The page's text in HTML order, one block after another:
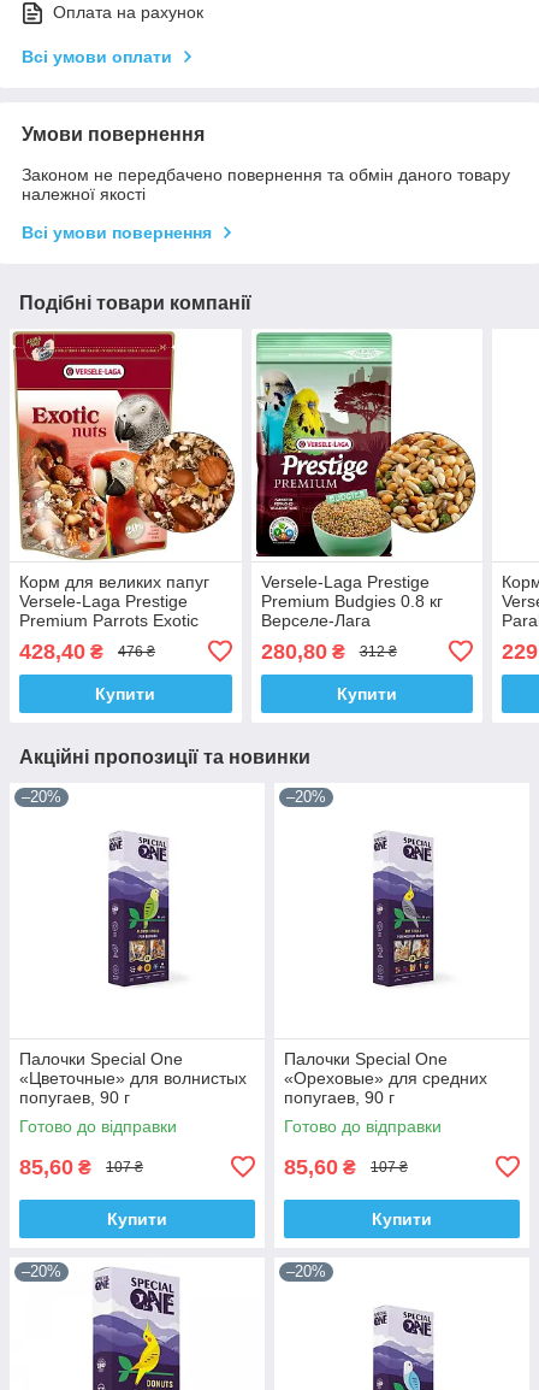
Оплата на рахунок
Всі умови оплати
Умови повернення
Законом не передбачено повернення та обмін даного товару
належної якості
Всі умови повернення
Подібні товари компанії
Корм для великих папуг
Versele-Laga Prestige
Premium Parrots Exotic
428,40 ₴ 476 ₴
Купити
Versele-Laga Prestige
Premium Вudgies 0.8 кг
Верселе-Лага
повнораційний корм для
хвилястих папуг
280,80₴ 312 ₴
Купити
Акційні пропозиції та новинки
–20%
Палочки Special One
«Цветочные» для волнистых
попугаев, 90 г
Готово до відправки
85,60 ₴ 107 ₴
Купити
–20%
Палочки Speciаl One
«Ореховые» для средних
попугаев, 90 г
Готово до відправки
85,60 ₴ 107 ₴
Купити
–20% –20%